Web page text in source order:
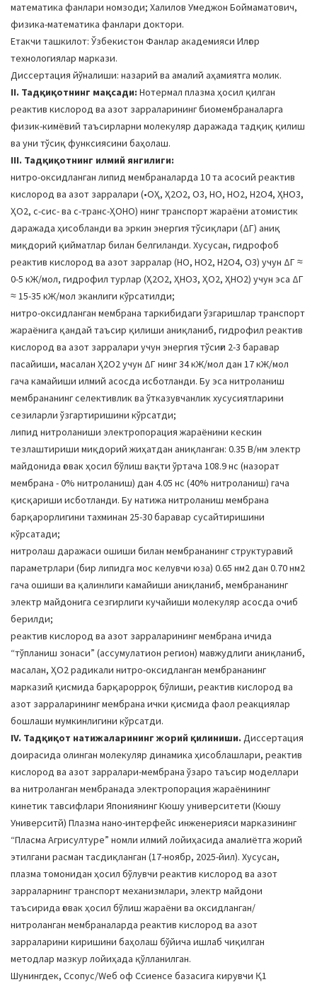
математика фанлари номзоди; Халилов Умеджон Боймаматович,
физика-математика фанлари доктори.
Етакчи ташкилот: Ўзбекистон Фанлар академияси Илғор
технологиялар маркази.
Диссертация йўналиши: назарий ва амалий аҳамиятга молик.
II. Тадқиқотнинг мақсади: Нотермал плазма ҳосил қилган
реактив кислород ва азот зарраларининг биомембраналарга
физик-кимёвий таъсирларни молекуляр даражада тадқиқ қилиш
ва уни тўсиқ функсиясини баҳолаш.
III. Тадқиқотнинг илмий янгилиги:
нитро-оксидланган липид мембраналарда 10 та асосий реактив
кислород ва азот зарралари (•ОҲ, Ҳ2О2, О3, НО, НО2, Н2О4, ҲНО3,
ҲО2, с-cис- ва с-транс-ҲОНО) нинг транспорт жараёни атомистик
даражада ҳисобланди ва эркин энергия тўсиқлари (ΔГ) аниқ
миқдорий қийматлар билан белгиланди. Хусусан, гидрофоб
реактив кислород ва азот зарралар (НО, НО2, Н2О4, О3) учун ΔГ ≈
0-5 кЖ/мол, гидрофил турлар (Ҳ2О2, ҲНО3, ҲО2, ҲНО2) учун эса ΔГ
≈ 15-35 кЖ/мол эканлиги кўрсатилди;
нитро-оксидланган мембрана таркибидаги ўзгаришлар транспорт
жараёнига қандай таъсир қилиши аниқланиб, гидрофил реактив
кислород ва азот зарралари учун энергия тўсиғи 2-3 баравар
пасайиши, масалан Ҳ2О2 учун ΔГ нинг 34 кЖ/мол дан 17 кЖ/мол
гача камайиши илмий асосда исботланди. Бу эса нитроланиш
мембрананинг селективлик ва ўтказувчанлик хусусиятларини
сезиларли ўзгартиришини кўрсатди;
липид нитроланиши электропорация жараёнини кескин
тезлаштириши миқдорий жиҳатдан аниқланган: 0.35 В/нм электр
майдонида ғовак ҳосил бўлиш вақти ўртача 108.9 нс (назорат
мембрана - 0% нитроланиш) дан 4.05 нс (40% нитроланиш) гача
қисқариши исботланди. Бу натижа нитроланиш мембрана
барқарорлигини тахминан 25-30 баравар сусайтиришини
кўрсатади;
нитролаш даражаси ошиши билан мембрананинг структуравий
параметрлари (бир липидга мос келувчи юза) 0.65 нм2 дан 0.70 нм2
гача ошиши ва қалинлиги камайиши аниқланиб, мембрананинг
электр майдонига сезгирлиги кучайиши молекуляр асосда очиб
берилди;
реактив кислород ва азот зарраларининг мембрана ичида
“тўпланиш зонаси” (аccумулатион регион) мавжудлиги аниқланиб,
масалан, ҲО2 радикали нитро-оксидланган мембрананинг
марказий қисмида барқарорроқ бўлиши, реактив кислород ва
азот зарраларининг мембрана ички қисмида фаол реакциялар
бошлаши мумкинлигини кўрсатди.
IV. Тадқиқот натижаларининг жорий қилиниши. Диссертация
доирасида олинган молекуляр динамика ҳисоблашлари, реактив
кислород ва азот зарралари-мембрана ўзаро таъсир моделлари
ва нитроланган мембранада электропорация жараёнининг
кинетик тавсифлари Япониянинг Кюшу университети (Кюшу
Университй) Плазма нано-интерфейс инженерияси марказининг
“Пласма Агриcултуре” номли илмий лойиҳасида амалиётга жорий
этилгани расман тасдиқланган (17-ноябр, 2025-йил). Хусусан,
плазма томонидан ҳосил бўлувчи реактив кислород ва азот
зарраларнинг транспорт механизмлари, электр майдони
таъсирида ғовак ҳосил бўлиш жараёни ва оксидланган/
нитроланган мембраналарда реактив кислород ва азот
зарраларини киришини баҳолаш бўйича ишлаб чиқилган
методлар мазкур лойиҳада қўлланилган.
Шунингдек, Сcопус/Wеб оф Сcиенcе базасига кирувчи Қ1